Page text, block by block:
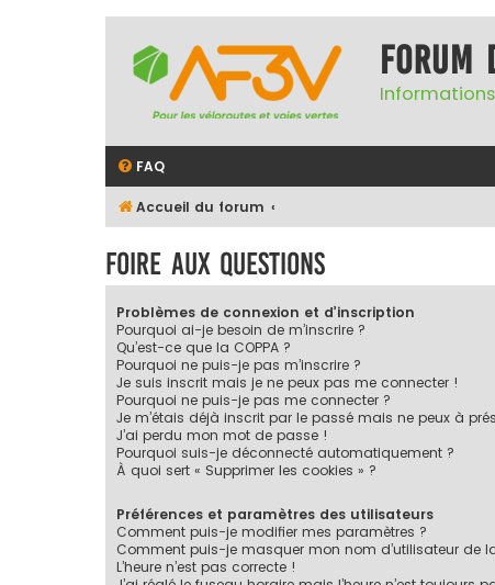
Forum
FAQ
Accueil du forum
Foire aux questions
Problèmes de connexion et d’inscription
Pourquoi ai-je besoin de m’inscrire ?
Qu’est-ce que la COPPA ?
Pourquoi ne puis-je pas m’inscrire ?
Je suis inscrit mais je ne peux pas me connecter !
Pourquoi ne puis-je pas me connecter ?
Je m’étais déjà inscrit par le passé mais ne peux à
J’ai perdu mon mot de passe !
Pourquoi suis-je déconnecté automatiquement ?
À quoi sert « Supprimer les cookies » ?
Préférences et paramètres des utilisateurs
Comment puis-je modifier mes paramètres ?
Comment puis-je masquer mon nom d’utilisateur de
L’heure n’est pas correcte !